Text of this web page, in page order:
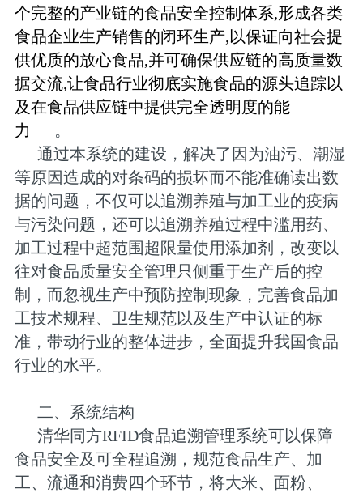
个完整的产业链的食品安全控制体系,形成各类
食品企业生产销售的闭环生产,以保证向社会提
供优质的放心食品,并可确保供应链的高质量数
据交流,让食品行业彻底实施食品的源头追踪以
及在食品供应链中提供完全透明度的能
力
。
通过本系统的建设，解决了因为油污、潮湿
等原因造成的对条码的损坏而不能准确读出数
据的问题，不仅可以追溯养殖与加工业的疫病
与污染问题，还可以追溯养殖过程中滥用药、
加工过程中超范围超限量使用添加剂，改变以
往对食品质量安全管理只侧重于生产后的控
制，而忽视生产中预防控制现象，完善食品加
工技术规程、卫生规范以及生产中认证的标
准，带动行业的整体进步，全面提升我国食品
行业的水平。
二、系统结构
清华同方RFID食品追溯管理系统可以保障
食品安全及可全程追溯，规范食品生产、加
工、流通和消费四个环节，将大米、面粉、